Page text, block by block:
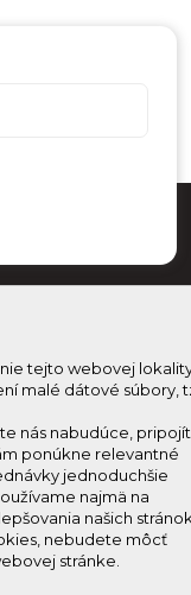
Kam na
sa na odber a
novinky ako prvý
tejto webovej
malé dátové súbory,
nás nabudúce,
ponúkne relevantné
jednoduchšie
najmä na
našich
nebudete môcť
stránke.